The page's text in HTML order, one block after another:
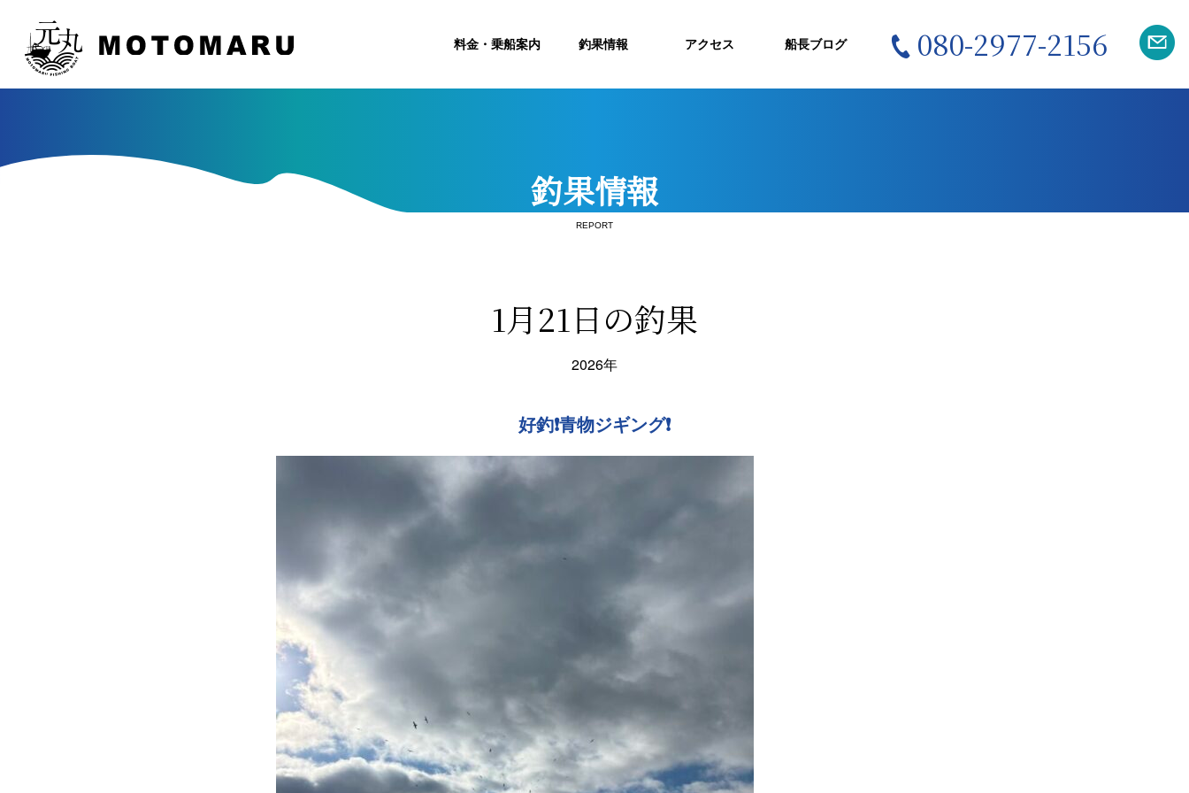
料金・乗船案内 釣果情報 アクセス 船長ブログ 080-2977-2156
釣果情報
REPORT
1月21日の釣果
2026年
好釣❗️青物ジギング❗️